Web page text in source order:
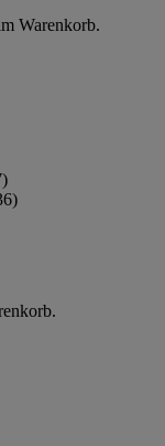
Warenkorb.